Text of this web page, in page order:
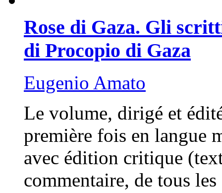
Rose di Gaza. Gli
di Procopio di Gaza
Eugenio Amato
Le volume, dirigé et
première fois en langue
avec édition critique
commentaire, de tous